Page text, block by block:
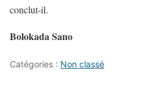
conclut-il.
Bolokada Sano
Catégories : Non classé